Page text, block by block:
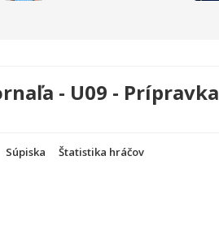
- U09 - Prípravka
Súpiska Štatistika hráčov